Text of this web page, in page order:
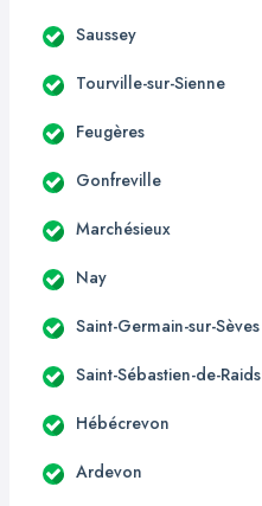
Saussey
Tourville-sur-Sienne
Feugères
Gonfreville
Marchésieux
Nay
Saint-Germain-sur-Sèves
Saint-Sébastien-de-Raids
Hébécrevon
Ardevon